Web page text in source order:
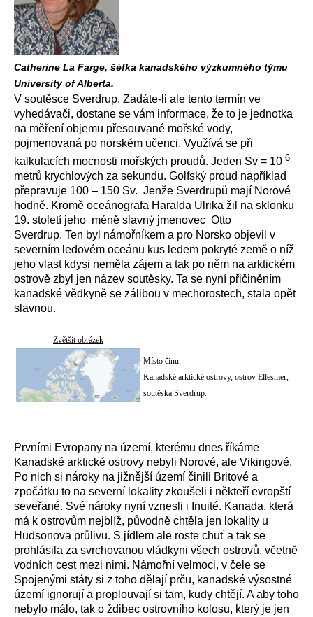
Catherine La Farge, šéfka kanadského výzkumného týmu
University of Alberta.
V soutěsce Sverdrup. Zadáte-li ale tento termín ve
vyhedávači, dostane se vám informace, že to je jednotka
na měření objemu přesouvané mořské vody,
pojmenovaná po norském učenci. Využívá se při
kalkulacích mocnosti mořských proudů. Jeden Sv = 10 6
metrů krychlových za sekundu. Golfský proud například
přepravuje 100 – 150 Sv. Jenže Sverdrupů mají Norové
hodně. Kromě oceánografa Haralda Ulrika žil na sklonku
19. století jeho méně slavný jmenovec Otto
Sverdrup. Ten byl námořníkem a pro Norsko objevil v
severním ledovém oceánu kus ledem pokryté země o níž
jeho vlast kdysi neměla zájem a tak po něm na arktickém
ostrově zbyl jen název soutěsky. Ta se nyní přičiněním
kanadské vědkyně se zálibou v mechorostech, stala opět
slavnou.
Zvětšit obrázek
Místo činu:
Kanadské arktické ostrovy, ostrov Ellesmer,
soutěska Sverdrup.
Prvními Evropany na území, kterému dnes říkáme
Kanadské arktické ostrovy nebyli Norové, ale Vikingové.
Po nich si nároky na jižnější území činili Britové a
zpočátku to na severní lokality zkoušeli i někteří evropští
seveřané. Své nároky nyní vznesli i Inuité. Kanada, která
má k ostrovům nejblíž, původně chtěla jen lokality u
Hudsonova průlivu. S jídlem ale roste chuť a tak se
prohlásila za svrchovanou vládkyni všech ostrovů, včetně
vodních cest mezi nimi. Námořní velmoci, v čele se
Spojenými státy si z toho dělají prču, kanadské výsostné
území ignorují a proplouvají si tam, kudy chtějí. A aby toho
nebylo málo, tak o ždibec ostrovního kolosu, který je jen